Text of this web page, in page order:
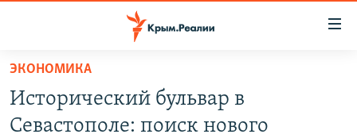
Вернуться
основному
содержанию
СПЕЦПРОЕКТЫ
ЭКОНОМИКА
Исторический бульвар в
Севастополе: поиск нового